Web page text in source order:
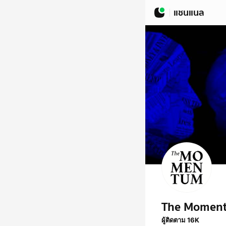
แชนแนล
The
ผู้ติดตาม 16K